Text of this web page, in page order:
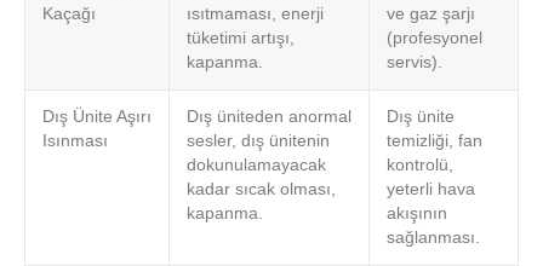
Kaçağı
ısıtmaması, enerji
tüketimi artışı,
kapanma.
ve gaz şarjı
(profesyonel
servis).
Dış Ünite Aşırı
Isınması
Dış üniteden anormal
sesler, dış ünitenin
dokunulamayacak
kadar sıcak olması,
kapanma.
Dış ünite
temizliği, fan
kontrolü,
yeterli hava
akışının
sağlanması.